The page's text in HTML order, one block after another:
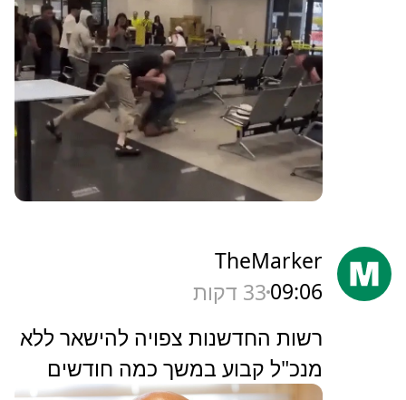
TheMarker
09:0633 דקות
‏רשות החדשנות צפויה להישאר ללא
מנכ"ל קבוע במשך כמה חודשים